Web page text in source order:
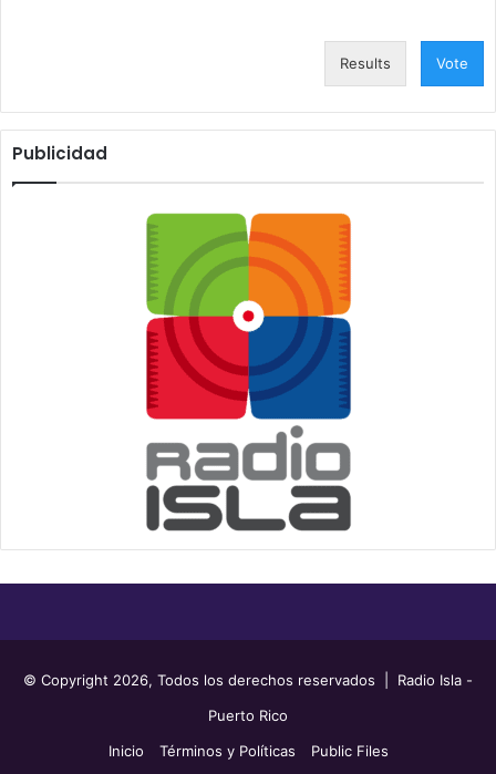
Results Vote
Publicidad
© Copyright 2026, Todos los derechos reservados | Radio Isla -
Puerto Rico
Inicio
Términos y Políticas Public Files